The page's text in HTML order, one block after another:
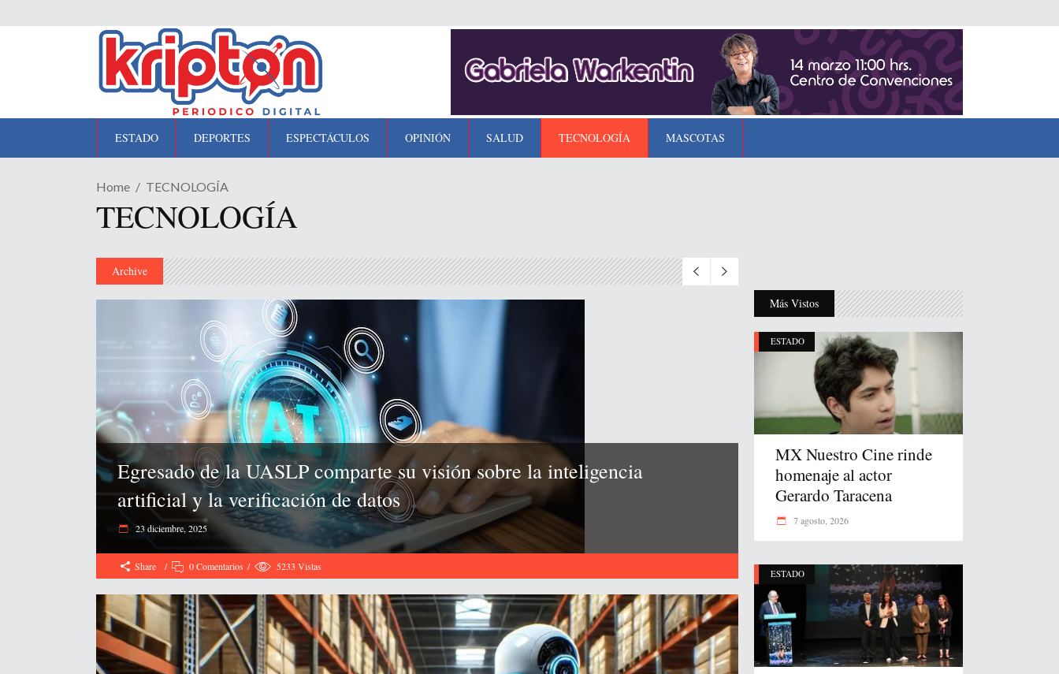
ESTADO DEPORTES ESPECTÁCULOS OPINIÓN SALUD TECNOLOGÍA MASCOTAS
Home TECNOLOGÍA
TECNOLOGÍA
Archive
Egresado de la UASLP comparte su visión sobre la inteligencia
artificial y la verificación de datos
23 diciembre, 2025
Share 0 Comentarios 5233 Vistas
Más Vistos
ESTADO
MX Nuestro Cine rinde
homenaje al actor
Gerardo Taracena
7 agosto, 2026
ESTADO